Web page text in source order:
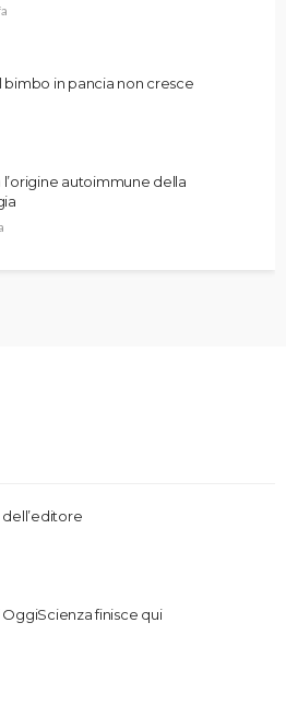
bimbo in pancia non cresce
autoimmune della
OggiScienza finisce qui